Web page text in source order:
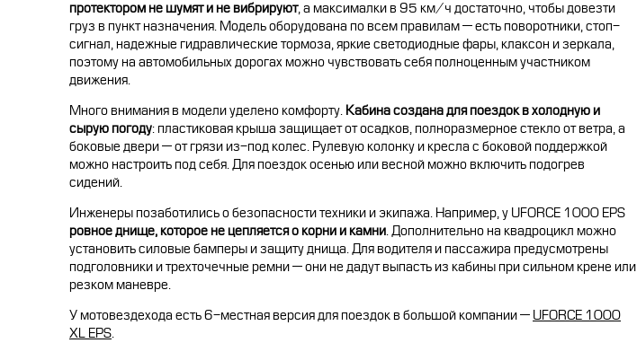
протектором не шумят и не вибрируют, а максималки в 95 км/ч достаточно, чтобы довезти
груз в пункт назначения. Модель оборудована по всем правилам — есть поворотники, стоп-
сигнал, надежные гидравлические тормоза, яркие светодиодные фары, клаксон и зеркала,
поэтому на автомобильных дорогах можно чувствовать себя полноценным участником
движения.
Много внимания в модели уделено комфорту. Кабина создана для поездок в холодную и
сырую погоду: пластиковая крыша защищает от осадков, полноразмерное стекло от ветра, а
боковые двери — от грязи из-под колес. Рулевую колонку и кресла с боковой поддержкой
можно настроить под себя. Для поездок осенью или весной можно включить подогрев
сидений.
Инженеры позаботились о безопасности техники и экипажа. Например, у UFORCE 1000 EPS
ровное днище, которое не цепляется о корни и камни. Дополнительно на квадроцикл можно
установить силовые бамперы и защиту днища. Для водителя и пассажира предусмотрены
подголовники и трехточечные ремни — они не дадут выпасть из кабины при сильном крене или
резком маневре.
У мотовездехода есть 6-местная версия для поездок в большой компании — UFORCE 1000
XL EPS.